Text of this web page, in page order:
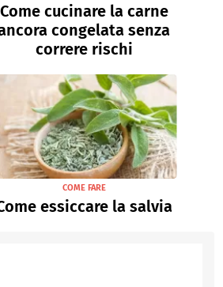
Come cucinare la carne
congelata senza
correre rischi
COME FARE
essiccare la salvia